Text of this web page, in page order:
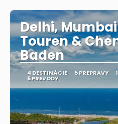
Delhi,
Touren &
Baden
4 DESTINÁCIE 5 PREPRAVY
6 PREVODY